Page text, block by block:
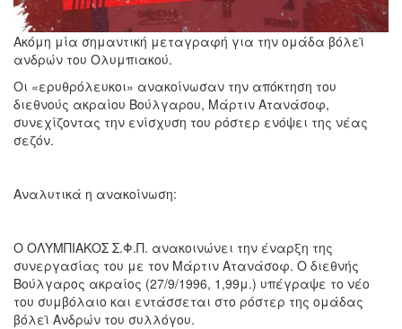
Ακόμη μία σημαντική μεταγραφή για την ομάδα βόλεϊ
ανδρών του Ολυμπιακού.
Οι «ερυθρόλευκοι» ανακοίνωσαν την απόκτηση του
διεθνούς ακραίου Βούλγαρου, Μάρτιν Ατανάσοφ,
συνεχίζοντας την ενίσχυση του ρόστερ ενόψει της νέας
σεζόν.
Αναλυτικά η ανακοίνωση:
Ο ΟΛΥΜΠΙΑΚΟΣ Σ.Φ.Π. ανακοινώνει την έναρξη της
συνεργασίας του με τον Μάρτιν Ατανάσοφ. Ο διεθνής
Βούλγαρος ακραίος (27/9/1996, 1,99μ.) υπέγραψε το νέο
του συμβόλαιο και εντάσσεται στο ρόστερ της ομάδας
βόλεϊ Ανδρών του συλλόγου.